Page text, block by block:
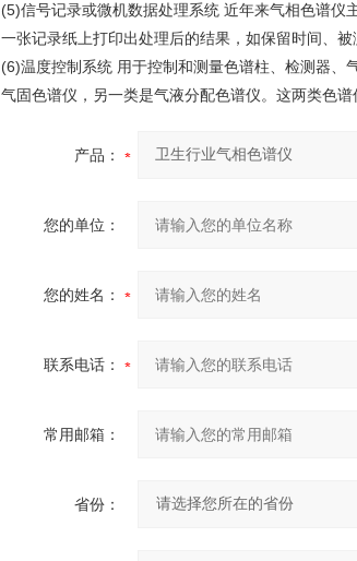
(5)信号记录或微机数据处理系统 近年来气相色谱仪
一张记录纸上打印出处理后的结果，如保留时间、被
(6)温度控制系统 用于控制和测量色谱柱、检测器、
气固色谱仪，另一类是气液分配色谱仪。这两类色
产品：
您的单位：
您的姓名：
联系电话：
常用邮箱：
省份：